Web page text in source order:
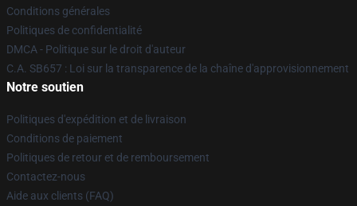
Conditions générales
Politiques de confidentialité
DMCA - Politique sur le droit d'auteur
C.A. SB657 : Loi sur la transparence de la chaîne d'approvisionnement
Notre soutien
Politiques d'expédition et de livraison
Conditions de paiement
Politiques de retour et de remboursement
Contactez-nous
Aide aux clients (FAQ)